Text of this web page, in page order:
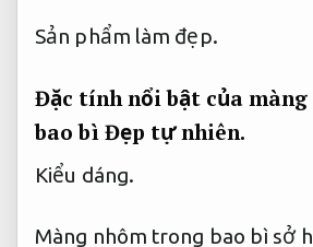
Sản phẩm làm đẹp.
Đặc tính nổi bật của
bao bì Đẹp tự nhiên.
Kiểu dáng.
Màng nhôm trong bao bì sở